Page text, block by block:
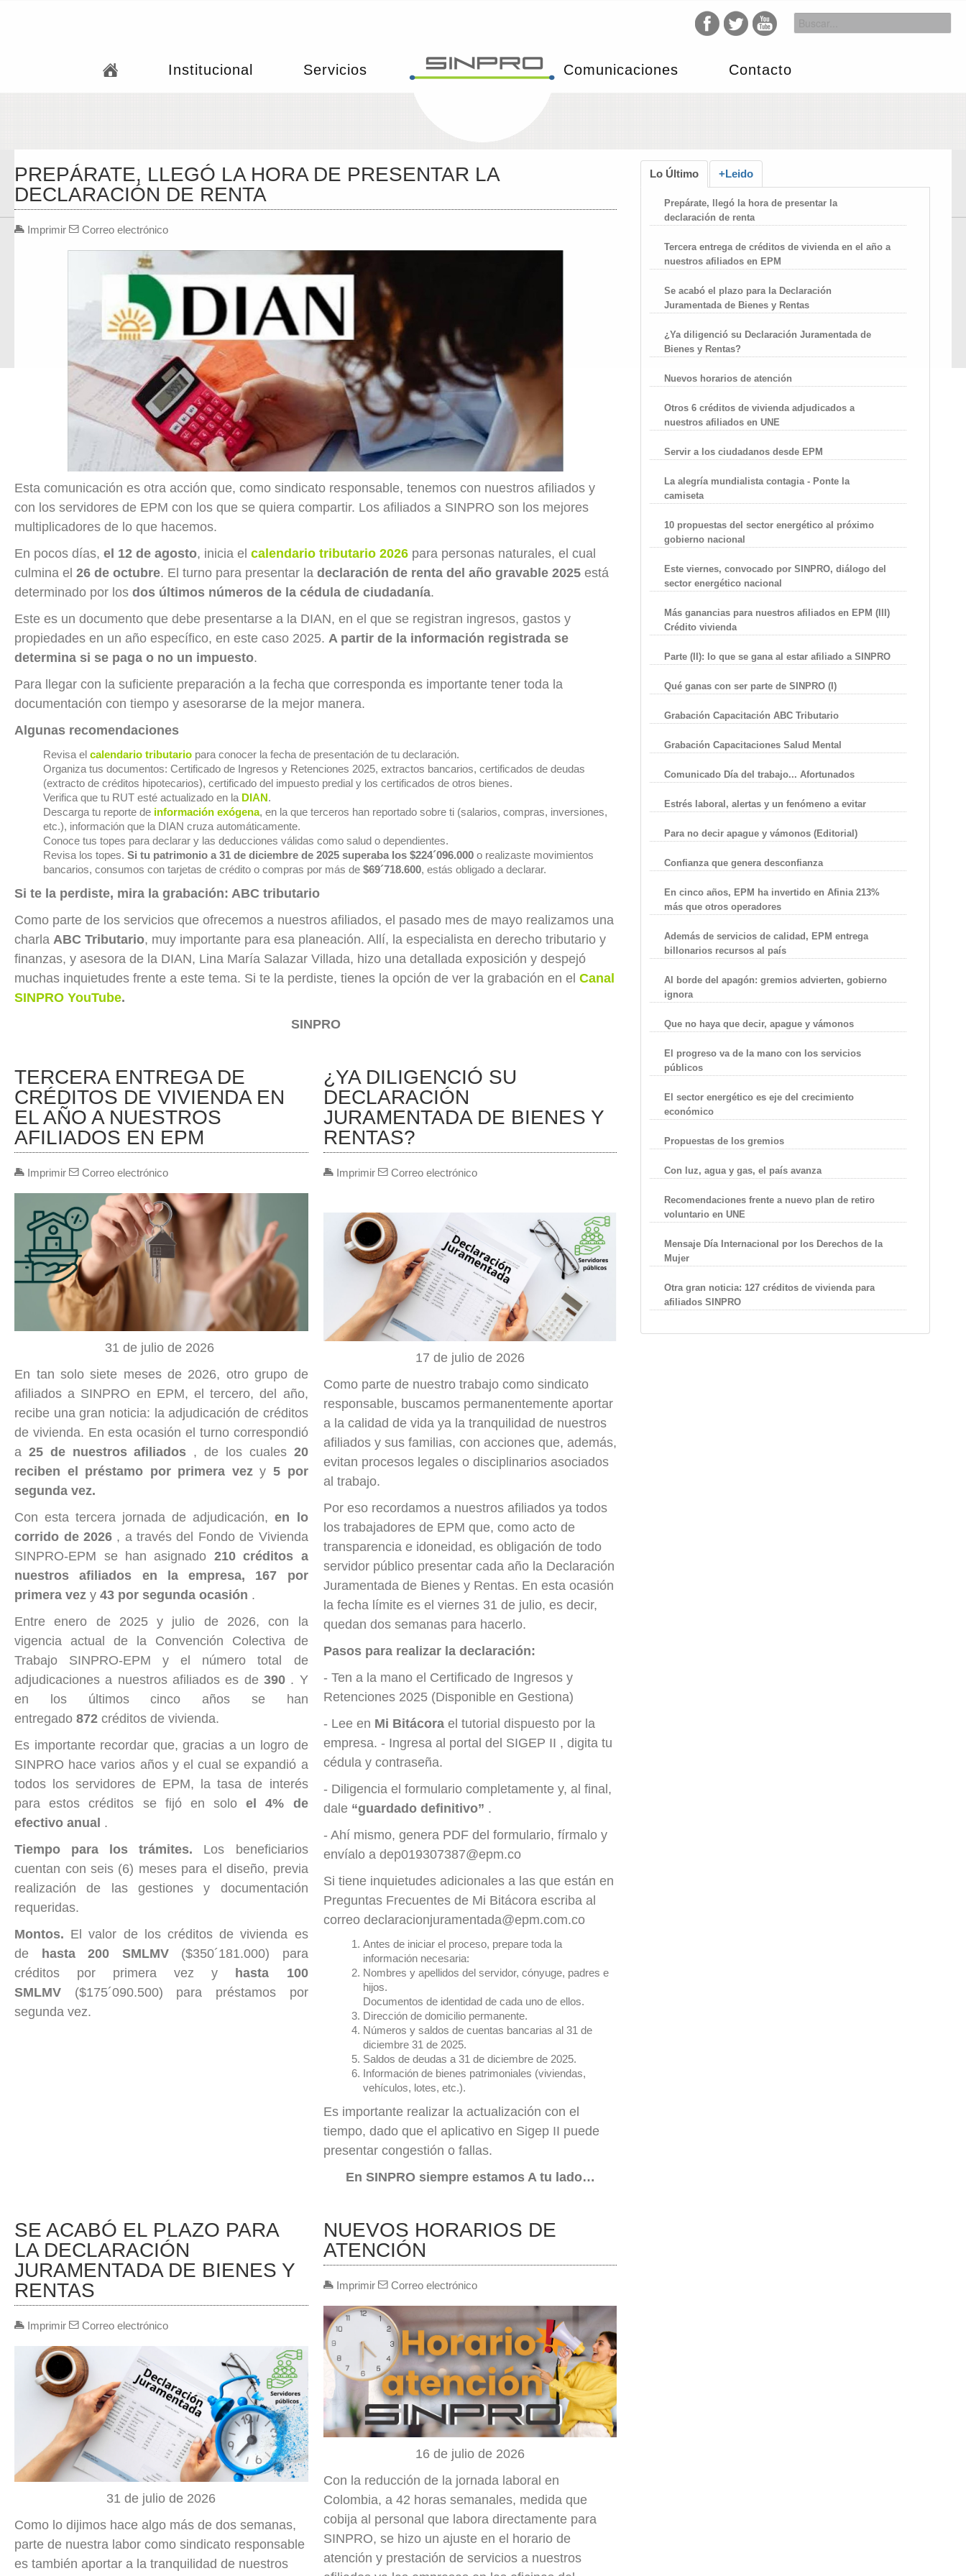
Institucional Servicios Comunicaciones Contacto
PREPÁRATE, LLEGÓ LA HORA DE PRESENTAR LA
DECLARACIÓN DE RENTA
Imprimir Correo electrónico
Esta comunicación es otra acción que, como sindicato responsable, tenemos con nuestros afiliados y
con los servidores de EPM con los que se quiera compartir. Los afiliados a SINPRO son los mejores
multiplicadores de lo que hacemos.
En pocos días,el 12 de agosto, inicia elcalendario tributario 2026 para personas naturales, el cual
culmina el26 de octubre. El turno para presentar ladeclaración de renta del año gravable 2025 está
determinado por losdos últimos números de la cédula de ciudadanía.
Este es un documento que debe presentarse a la DIAN, en el que se registran ingresos, gastos y
propiedades en un año específico, en este caso 2025. A partir de la información registrada se
determina si se paga o no un impuesto.
Para llegar con la suficiente preparación a la fecha que corresponda es importante tener toda la
documentación con tiempo y asesorarse de la mejor manera.
Algunas recomendaciones
Revisa el calendario tributario para conocer la fecha de presentación de tu declaración.
Organiza tus documentos: Certificado de Ingresos y Retenciones 2025, extractos bancarios, certificados de deudas
(extracto de créditos hipotecarios), certificado del impuesto predial y los certificados de otros bienes.
Verifica que tu RUT esté actualizado en la DIAN.
Descarga tu reporte de información exógena,en la que terceros han reportado sobre ti (salarios, compras, inversiones,
etc.), información que la DIAN cruza automáticamente.
Conoce tus topes para declarar y las deducciones válidas como salud o dependientes.
Revisa los topes.Si tu patrimonio a 31 de diciembre de 2025 superaba los $224´096.000 o realizaste movimientos
bancarios, consumos con tarjetas de crédito o compras por más de$69´718.600, estás obligado a declarar.
​Si te la perdiste, mira la grabación: ABC tributario
Como parte de los servicios que ofrecemos a nuestros afiliados, el pasado mes de mayo realizamos una
charla ABC Tributario, muy importante para esa planeación. Allí, la especialista en derecho tributario y
finanzas, y asesora de la DIAN, Lina María Salazar Villada, hizo una detallada exposición y despejó
muchas inquietudes frente a este tema. Si te la perdiste, tienes la opción de ver la grabación en elCanal
SINPRO YouTube.
SINPRO
TERCERA ENTREGA DE
CRÉDITOS DE VIVIENDA EN
EL AÑO A NUESTROS
AFILIADOS EN EPM
Imprimir Correo electrónico
31 de julio de 2026
En tan solo siete meses de 2026, otro grupo de
afiliados a SINPRO en EPM, el tercero, del año,
recibe una gran noticia: la adjudicación de créditos
de vivienda. En esta ocasión el turno correspondió
a 25 de nuestros afiliados , de los cuales 20
reciben el préstamo por primera vezy 5 por
segunda vez.
Con esta tercera jornada de adjudicación,en lo
corrido de 2026, a través del Fondo de Vivienda
SINPRO-EPM se han asignado 210 créditos a
nuestros afiliados en la empresa, 167 por
primera vez y43 por segunda ocasión .
Entre enero de 2025 y julio de 2026, con la
vigencia actual de la Convención Colectiva de
Trabajo SINPRO-EPM yel número total de
adjudicaciones a nuestros afiliados es de 390. Y
en los últimos cinco años se han
entregado872 créditos de vivienda.
Es importante recordar que, gracias a un logro de
SINPRO hace varios años y el cual se expandió a
todos los servidores de EPM, la tasa de interés
para estos créditos se fijó en soloel 4% de
efectivo anual .
Tiempo para los trámites. Los beneficiarios
cuentan con seis (6) meses para el diseño, previa
realización de las gestiones y documentación
requeridas.
Montos. El valor de los créditos de vivienda es
de hasta200 SMLMV($350´181.000) para
créditos por primera vez y hasta 100
SMLMV ($175´090.500) para préstamos por
segunda vez.
¿YA DILIGENCIÓ SU
DECLARACIÓN
JURAMENTADA DE BIENES Y
RENTAS?
Imprimir Correo electrónico
17 de julio de 2026
Como parte de nuestro trabajo como sindicato
responsable, buscamos permanentemente aportar
a la calidad de vida ya la tranquilidad de nuestros
afiliados y sus familias, con acciones que, además,
evitan procesos legales o disciplinarios asociados
al trabajo.
Por eso recordamos a nuestros afiliados ya todos
los trabajadores de EPM que, como acto de
transparencia e idoneidad, es obligación de todo
servidor público presentar cada año la Declaración
Juramentada de Bienes y Rentas. En esta ocasión
la fecha límite es el viernes 31 de julio, es decir,
quedan dos semanas para hacerlo.
Pasos para realizar la declaración:
- Ten a la mano el Certificado de Ingresos y
Retenciones 2025 (Disponible en Gestiona)
- Lee en Mi Bitácora el tutorial dispuesto por la
empresa. - Ingresa al portal del SIGEP II , digita tu
cédula y contraseña.
- Diligencia el formulario completamente y, al final,
dale “guardado definitivo” .
- Ahí mismo, genera PDF del formulario, fírmalo y
envíalo a dep019307387@epm.co
Si tiene inquietudes adicionales a las que están en
Preguntas Frecuentes de Mi Bitácora escriba al
correo declaracionjuramentada@epm.com.co
Antes de iniciar el proceso, prepare toda la
información necesaria:
Nombres y apellidos del servidor, cónyuge, padres e
hijos.
Documentos de identidad de cada uno de ellos.
Dirección de domicilio permanente.
Números y saldos de cuentas bancarias al 31 de
diciembre 31 de 2025.
Saldos de deudas a 31 de diciembre de 2025.
Información de bienes patrimoniales (viviendas,
vehículos, lotes, etc.).
Es importante realizar la actualización con el
tiempo, dado que el aplicativo en Sigep II puede
presentar congestión o fallas.
En SINPRO siempre estamos A tu lado…
SE ACABÓ EL PLAZO PARA
LA DECLARACIÓN
JURAMENTADA DE BIENES Y
RENTAS
Imprimir Correo electrónico
31 de julio de 2026
Como lo dijimos hace algo más de dos semanas,
parte de nuestra labor como sindicato responsable
es también aportar a la tranquilidad de nuestros
NUEVOS HORARIOS DE
ATENCIÓN
Imprimir Correo electrónico
16 de julio de 2026
Con la reducción de la jornada laboral en
Colombia, a 42 horas semanales, medida que
cobija al personal que labora directamente para
SINPRO, se hizo un ajuste en el horario de
atención y prestación de servicios a nuestros
Lo Último +Leido
Prepárate, llegó la hora de presentar la
declaración de renta
Tercera entrega de créditos de vivienda en el año a
nuestros afiliados en EPM
Se acabó el plazo para la Declaración
Juramentada de Bienes y Rentas
¿Ya diligenció su Declaración Juramentada de
Bienes y Rentas?
Nuevos horarios de atención
Otros 6 créditos de vivienda adjudicados a
nuestros afiliados en UNE
Servir a los ciudadanos desde EPM
La alegría mundialista contagia - Ponte la
camiseta
10 propuestas del sector energético al próximo
gobierno nacional
Este viernes, convocado por SINPRO, diálogo del
sector energético nacional
Más ganancias para nuestros afiliados en EPM (III)
Crédito vivienda
Parte (II): lo que se gana al estar afiliado a SINPRO
Qué ganas con ser parte de SINPRO (I)
Grabación Capacitación ABC Tributario
Grabación Capacitaciones Salud Mental
Comunicado Día del trabajo... Afortunados
Estrés laboral, alertas y un fenómeno a evitar
Para no decir apague y vámonos (Editorial)
Confianza que genera desconfianza
En cinco años, EPM ha invertido en Afinia 213%
más que otros operadores
Además de servicios de calidad, EPM entrega
billonarios recursos al país
Al borde del apagón: gremios advierten, gobierno
ignora
Que no haya que decir, apague y vámonos
El progreso va de la mano con los servicios
públicos
El sector energético es eje del crecimiento
económico
Propuestas de los gremios
Con luz, agua y gas, el país avanza
Recomendaciones frente a nuevo plan de retiro
voluntario en UNE
Mensaje Día Internacional por los Derechos de la
Mujer
Otra gran noticia: 127 créditos de vivienda para
afiliados SINPRO